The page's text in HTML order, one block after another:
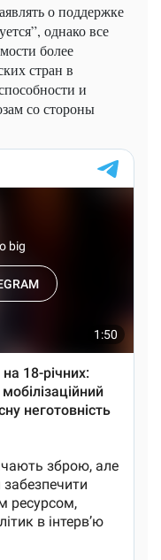
о поддержке
однако все
более
стран в
и
со стороны